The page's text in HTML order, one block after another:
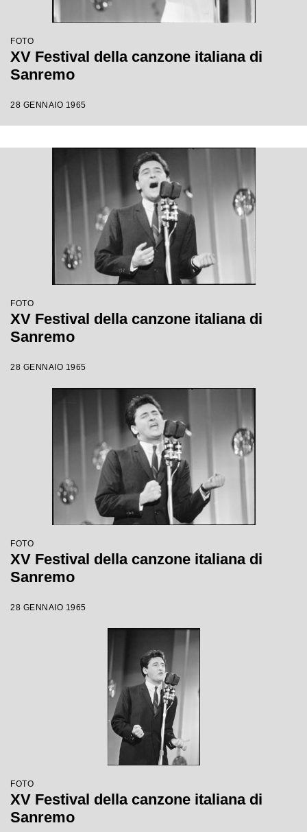
FOTO
XV Festival della canzone italiana di
Sanremo
28 GENNAIO 1965
FOTO
XV Festival della canzone italiana di
Sanremo
28 GENNAIO 1965
FOTO
XV Festival della canzone italiana di
Sanremo
28 GENNAIO 1965
FOTO
XV Festival della canzone italiana di
Sanremo